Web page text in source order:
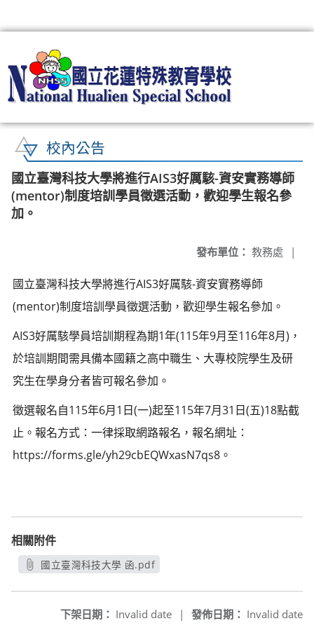
校內公告
國立臺灣科技大學將進行AIS3好厲駭-資安實務導師
(mentor)制度培訓學員徵選活動，歡迎學生報名參
加。
發布單位： 教務處 |
國立臺灣科技大學將進行AIS3好厲駭-資安實務導師
(mentor)制度培訓學員徵選活動，歡迎學生報名參加。
AIS3好厲駭學員培訓期程為期1年(115年9月至116年8月)，
於培訓期間需具備本國籍之高中職生、大專校院學生及研
究生在學身分者皆可報名參加。
徵選報名自115年6月1日(一)起至115年7月31日(五)18點截
止。報名方式：一律採取網路報名，報名網址：
https://forms.gle/yh29cbEQWxasN7qs8。
相關附件
國立臺灣科技大學 函.pdf
發佈日期： Invalid date
下架日期： Invalid date |